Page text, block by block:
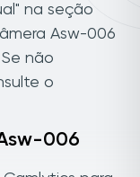
na seção
Asw-006
não
o
006